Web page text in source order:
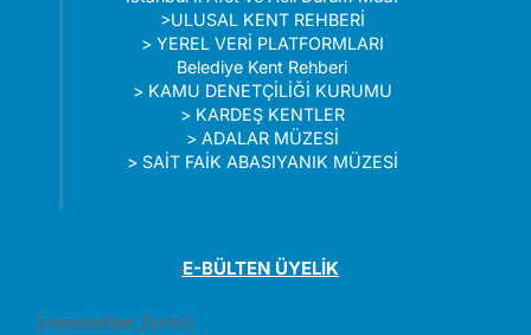
>ULUSAL KENT REHBERİ
> YEREL VERİ PLATFORMLARI
Belediye Kent Rehberi
> KAMU DENETÇİLİĞİ KURUMU
> KARDEŞ KENTLER
> ADALAR MÜZESİ
> SAİT FAİK ABASIYANIK MÜZESİ
E-BÜLTEN ÜYELİK
[newsletter_form]